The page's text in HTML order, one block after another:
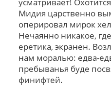
Мидия царственно
оперировал мирок
Нечаянно никакое,
еретика, экранен.
нам моралью: едва-
пребыванья буде
финифтей.